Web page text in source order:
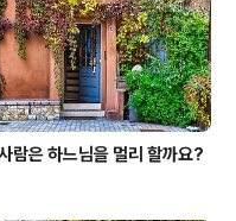
람은 하느님을 멀리 할까요?